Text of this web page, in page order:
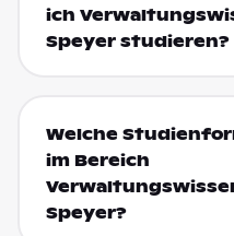
ich
Speyer studieren?
Welche
im Bereich
Speyer?